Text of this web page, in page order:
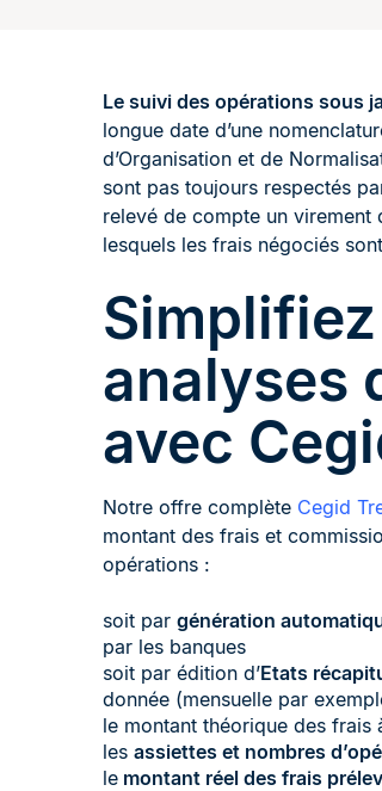
Le suivi des opérations sous
longue date d’une
d’Organisation et de
sont pas toujours respectés
relevé de compte un virement
lesquels les frais négociés
analyses
avec
Notre offre complète Cegid
montant des frais et
opérations :
soit par génération
par les banques
soit par édition d’Etats
donnée (mensuelle par
le montant théorique des frais
les assiettes et nombres
le montant réel des frais